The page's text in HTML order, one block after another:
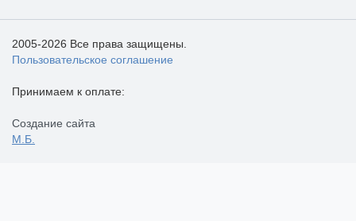
2005-2026 Все права защищены.
Пользовательское соглашение
Принимаем к оплате:
Создание сайта
М.Б.